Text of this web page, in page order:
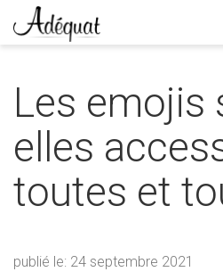
d'accueil
Les emojis
elles
toutes et
publié le: 24 septembre 2021